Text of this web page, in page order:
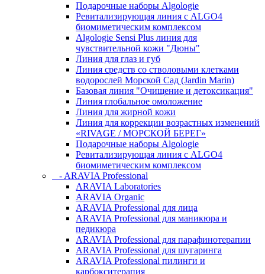
Подарочные наборы Algologie
Ревитализирующая линия с ALGO4
биомиметическим комплексом
Algologie Sensi Plus линия для
чувcтвительной кожи "Дюны"
Линия для глаз и губ
Линия средств со стволовыми клетками
водорослей Морской Сад (Jardin Marin)
Базовая линия "Очищение и детоксикация"
Линия глобальное омоложение
Линия для жирной кожи
Линия для коррекции возрастных изменений
«RIVAGE / МОРСКОЙ БЕРЕГ»
Подарочные наборы Algologie
Ревитализирующая линия с ALGO4
биомиметическим комплексом
- ARAVIA Professional
ARAVIA Laboratories
ARAVIA Organic
ARAVIA Professional для лица
ARAVIA Professional для маникюра и
педикюра
ARAVIA Professional для парафинотерапии
ARAVIA Professional для шугаринга
ARAVIA Professional пилинги и
карбокситерапия